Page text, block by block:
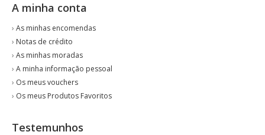
A minha conta
› As minhas encomendas
› Notas de crédito
› As minhas moradas
› A minha informação pessoal
› Os meus vouchers
› Os meus Produtos Favoritos
Testemunhos